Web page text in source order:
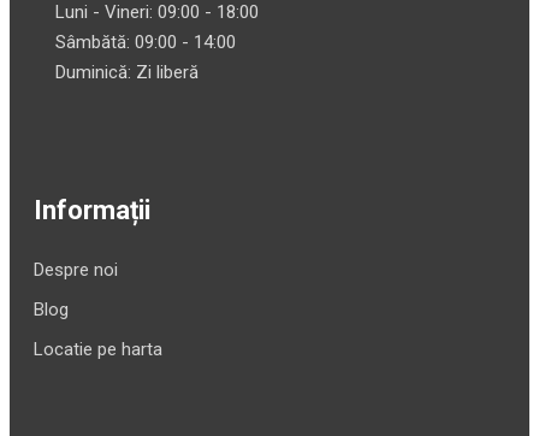
Luni - Vineri: 09:00 - 18:00
Sâmbătă: 09:00 - 14:00
Duminică: Zi liberă
Informații
Despre noi
Blog
Locatie pe harta